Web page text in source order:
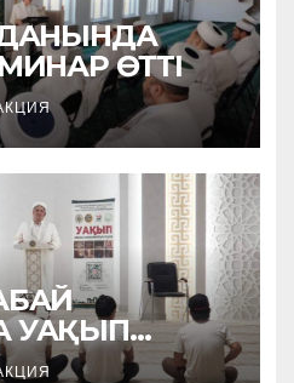
ӨТТІ
УАҚЫП